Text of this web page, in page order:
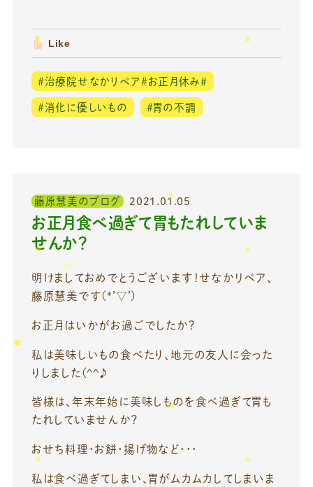
Like
＃治療院せなかリペア＃お正月休み＃
＃消化に優しいもの ＃胃の不調
藤原慧美のブログ 2021.01.05
お正月食べ過ぎて胃もたれしていま
せんか？
明けましておめでとうございます！せなかリペア、
藤原慧美です(*’▽’)
お正月はいかがお過ごでしたか？
私は美味しいもの食べたり、地元の友人に会った
りしました(^^♪
皆様は、年末年始に美味しものを食べ過ぎて胃も
たれしていませんか？
おせち料理・お餅・揚げ物など・・・
私は食べ過ぎてしまい、胃がムカムカしてしまいま